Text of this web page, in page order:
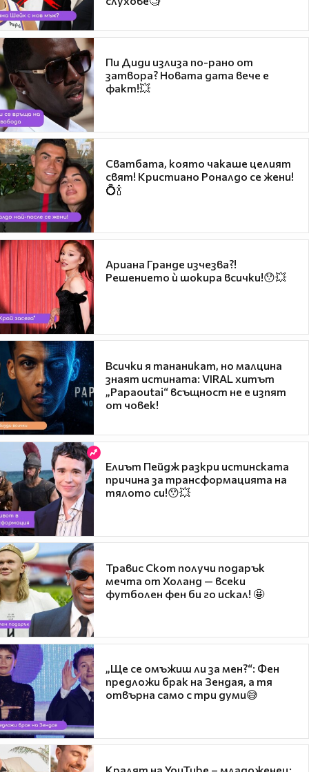
Пи Диди излиза по-рано от
затвора? Новата дата вече е
факт!💥
Сватбата, която чакаше целият
свят! Кристиано Роналдо се жени!
💍🍾
Ариана Гранде изчезва?!
Решението ѝ шокира всички!😯💥
Всички я тананикат, но малцина
знаят истината: VIRAL хитът
„Papaoutai“ всъщност не е изпят
от човек!
Елиът Пейдж разкри истинската
причина за трансформацията на
тялото си!😯💥
Травис Скот получи подарък
мечта от Холанд — всеки
футболен фен би го искал! 🤩
„Ще се омъжиш ли за мен?“: Фен
предложи брак на Зендая, а тя
отвърна само с три думи😅
Кралят на YouTube – младоженец: